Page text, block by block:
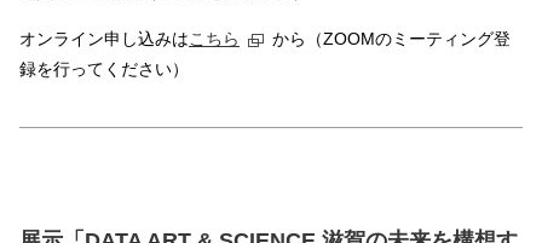
オンライン申し込みはこちら
から（ZOOMのミーティング登
録を行ってください）